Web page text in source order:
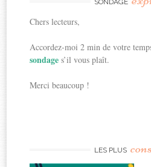
Chers lecteurs,
Accordez-moi 2 min de votre
sondages’il vous plaît.
Merci beaucoup !
LES PLUS